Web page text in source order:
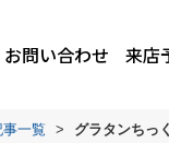
お問い合わせ 来店
一覧 >
グラタンちっ